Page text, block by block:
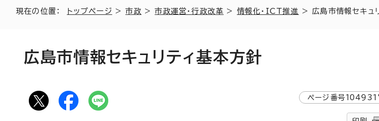
現在の位置： トップページ >市政 >市政運営・行政改革 > 情報化・ICT推進 > 広島市情報セキュ
広島市情報セキュリティ基本方針
ページ番号